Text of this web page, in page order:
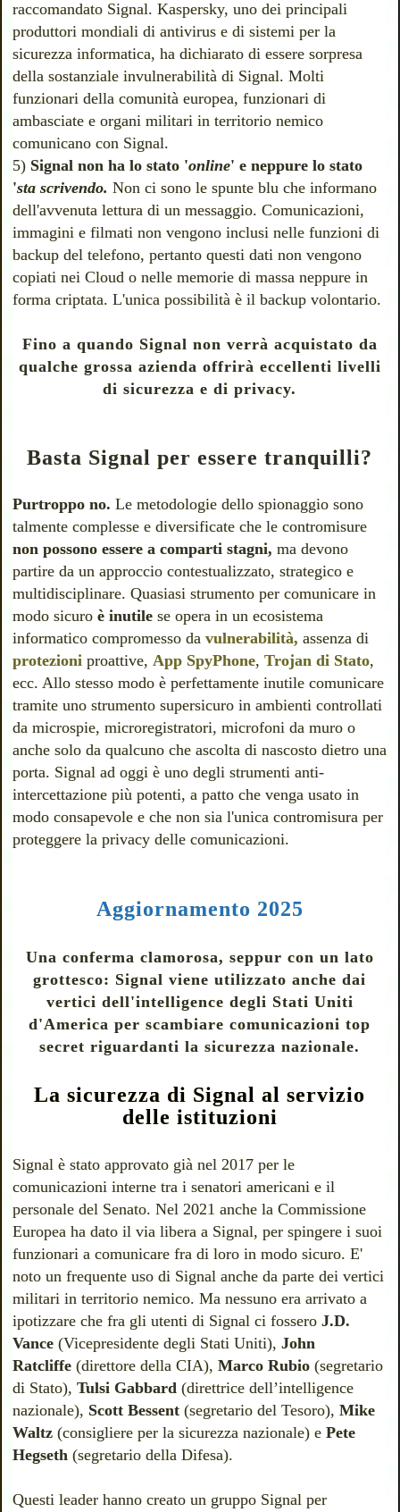
raccomandato Signal. Kaspersky, uno dei principali
produttori mondiali di antivirus e di sistemi per la
sicurezza informatica, ha dichiarato di essere sorpresa
della sostanziale invulnerabilità di Signal. Molti
funzionari della comunità europea, funzionari di
ambasciate e organi militari in territorio nemico
comunicano con Signal.
5) Signal non ha lo stato 'online' e neppure lo stato
'sta scrivendo. Non ci sono le spunte blu che informano
dell'avvenuta lettura di un messaggio. Comunicazioni,
immagini e filmati non vengono inclusi nelle funzioni di
backup del telefono, pertanto questi dati non vengono
copiati nei Cloud o nelle memorie di massa neppure in
forma criptata. L'unica possibilità è il backup volontario.
Fino a quando Signal non verrà acquistato da
qualche grossa azienda offrirà eccellenti livelli
di sicurezza e di privacy.
Basta Signal per essere tranquilli?
Purtroppo no.Le metodologie dello spionaggio sono
talmente complesse e diversificate che le contromisure
non possono essere a comparti stagni, ma devono
partire da un approccio contestualizzato, strategico e
multidisciplinare. Quasiasi strumento per comunicare in
modo sicuroè inutile se opera in un ecosistema
informatico compromesso davulnerabilità, assenza di
protezioni proattive,App SpyPhone,Trojan di Stato,
ecc. Allo stesso modo è perfettamente inutile comunicare
tramite uno strumento supersicuro in ambienti controllati
da microspie, microregistratori, microfoni da muro o
anche solo da qualcuno che ascolta di nascosto dietro una
porta. Signal ad oggi è uno degli strumenti anti-
intercettazione più potenti, a patto che venga usato in
modo consapevole e che non sia l'unica contromisura per
proteggere la privacy delle comunicazioni.
Aggiornamento 2025
Una conferma clamorosa, seppur con un lato
grottesco: Signal viene utilizzato anche dai
vertici dell'intelligence degli Stati Uniti
d'America per scambiare comunicazioni top
secret riguardanti la sicurezza nazionale.
La sicurezza di Signal al servizio
delle istituzioni
Signal è stato approvato già nel 2017 per le
comunicazioni interne tra i senatori americani e il
personale del Senato. Nel 2021 anche la Commissione
Europea ha dato il via libera a Signal, per spingere i suoi
funzionari a comunicare fra di loro in modo sicuro. E'
noto un frequente uso di Signal anche da parte dei vertici
militari in territorio nemico. Ma nessuno era arrivato a
ipotizzare che fra gli utenti di Signal ci fosseroJ.D.
Vance(Vicepresidente degli Stati Uniti),John
Ratcliffe (direttore della CIA),Marco Rubio (segretario
di Stato),Tulsi Gabbard (direttrice dell’intelligence
nazionale), Scott Bessent(segretario del Tesoro),Mike
Waltz(consigliere per la sicurezza nazionale) ePete
Hegseth(segretario della Difesa).
Questi leader hanno creato un gruppo Signal per